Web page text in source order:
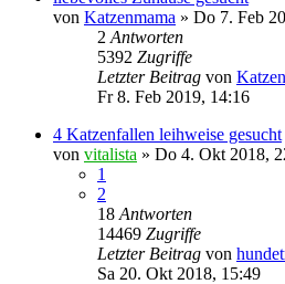
von Katzenmama » Do 7. Feb
2 Antworten
5392 Zugriffe
Letzter Beitrag von
Fr 8. Feb 2019, 14:16
4 Katzenfallen leihweise gesucht
von vitalista » Do 4. Okt 2018,
1
2
18 Antworten
14469 Zugriffe
Letzter Beitrag von
Sa 20. Okt 2018, 15:49